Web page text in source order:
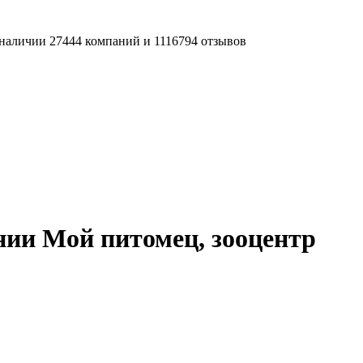
27444 компаний и 1116794 отзывов
Мой питомец, зооцентр